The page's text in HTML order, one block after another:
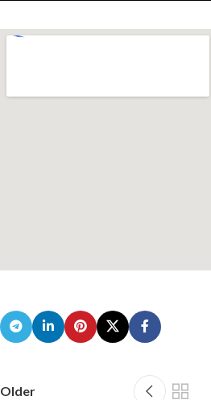
Older